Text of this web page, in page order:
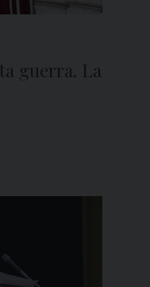
guerra. La